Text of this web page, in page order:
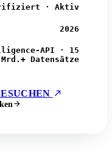
· Aktiv
2026
API · 15
Mrd.+ Datensätze